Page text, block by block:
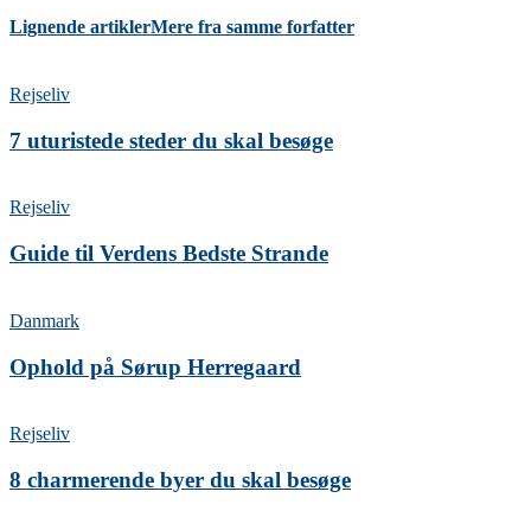
Lignende artiklerMere fra samme forfatter
Rejseliv
7 uturistede steder du skal besøge
Rejseliv
Guide til Verdens Bedste Strande
Danmark
Ophold på Sørup Herregaard
Rejseliv
8 charmerende byer du skal besøge